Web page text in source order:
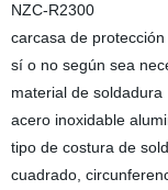
NZC-R2300
carcasa de
sí o no según sea
material de soldadura
acero inoxidable
tipo de costura de
cuadrado,